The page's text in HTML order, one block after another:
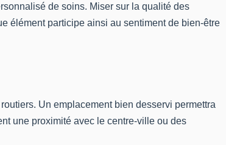
de soins. Miser sur la qualité des
élément participe ainsi au sentiment de bien-être
Un emplacement bien desservi permettra
une proximité avec le centre-ville ou des